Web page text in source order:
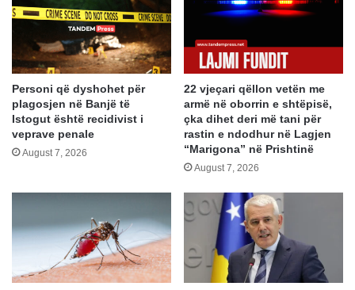
Personi që dyshohet për
plagosjen në Banjë të
Istogut është recidivist i
veprave penale
August 7, 2026
22 vjeçari qëllon vetën me
armë në oborrin e shtëpisë,
çka dihet deri më tani për
rastin e ndodhur në Lagjen
“Marigona” në Prishtinë
August 7, 2026